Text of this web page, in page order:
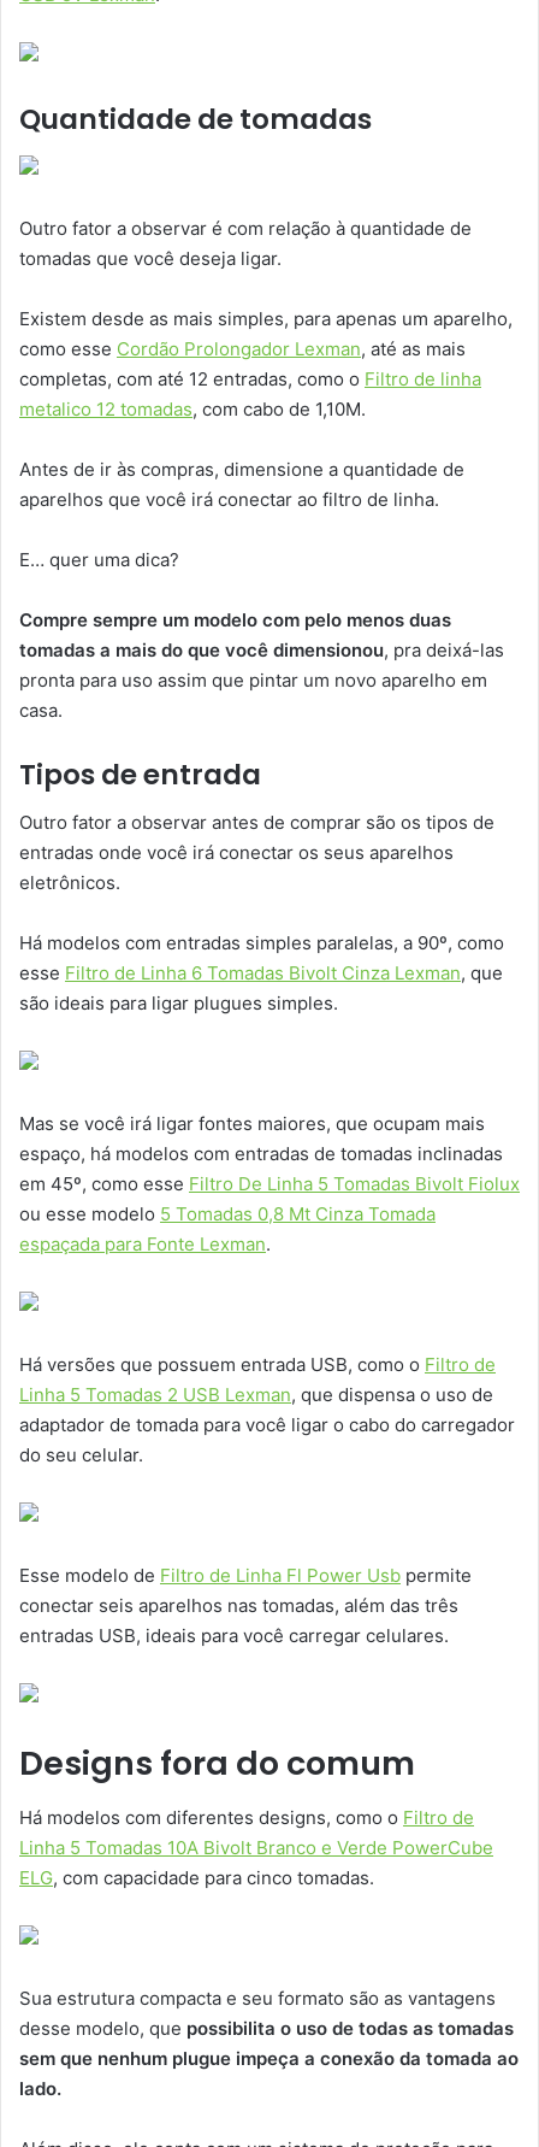
Quantidade de tomadas
Outro fator a observar é com relação à quantidade de
tomadas que você deseja ligar.
Existem desde as mais simples, para apenas um aparelho,
como esse Cordão Prolongador Lexman, até as mais
completas, com até 12 entradas, como o Filtro de linha
metalico 12 tomadas, com cabo de 1,10M.
Antes de ir às compras, dimensione a quantidade de
aparelhos que você irá conectar ao filtro de linha.
E… quer uma dica?
Compre sempre um modelo com pelo menos duas
tomadas a mais do que você dimensionou, pra deixá-las
pronta para uso assim que pintar um novo aparelho em
casa.
Tipos de entrada
Outro fator a observar antes de comprar são os tipos de
entradas onde você irá conectar os seus aparelhos
eletrônicos.
Há modelos com entradas simples paralelas, a 90º, como
esse Filtro de Linha 6 Tomadas Bivolt Cinza Lexman, que
são ideais para ligar plugues simples.
Mas se você irá ligar fontes maiores, que ocupam mais
espaço, há modelos com entradas de tomadas inclinadas
em 45º, como esse Filtro De Linha 5 Tomadas Bivolt Fiolux
ou esse modelo 5 Tomadas 0,8 Mt Cinza Tomada
espaçada para Fonte Lexman.
Há versões que possuem entrada USB, como o Filtro de
Linha 5 Tomadas 2 USB Lexman, que dispensa o uso de
adaptador de tomada para você ligar o cabo do carregador
do seu celular.
Esse modelo de Filtro de Linha Fl Power Usb permite
conectar seis aparelhos nas tomadas, além das três
entradas USB, ideais para você carregar celulares.
Designs fora do comum
Há modelos com diferentes designs, como o Filtro de
Linha 5 Tomadas 10A Bivolt Branco e Verde PowerCube
ELG, com capacidade para cinco tomadas.
Sua estrutura compacta e seu formato são as vantagens
desse modelo, que possibilita o uso de todas as tomadas
sem que nenhum plugue impeça a conexão da tomada ao
lado.